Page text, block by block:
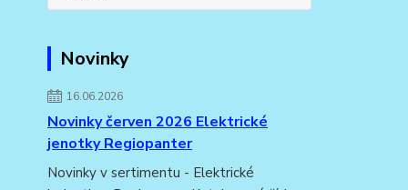
Novinky
16.06.2026
Novinky červen 2026 Elektrické
jenotky Regiopanter
Novinky v sertimentu - Elektrické